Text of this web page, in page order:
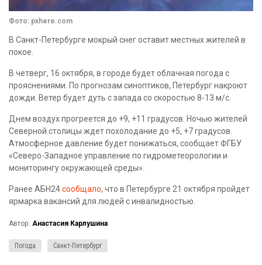
Фото: pxhere.com
В Санкт-Петербурге мокрый снег оставит местных жителей в
покое.
В четверг, 16 октября, в городе будет облачная погода с
прояснениями. По прогнозам синоптиков, Петербург накроют
дожди. Ветер будет дуть с запада со скоростью 8-13 м/с.
Днем воздух прогреется до +9, +11 градусов. Ночью жителей
Северной столицы ждет похолодание до +5, +7 градусов.
Атмосферное давление будет понижаться, сообщает ФГБУ
«Северо-Западное управление по гидрометеорологии и
мониторингу окружающей среды».
Ранее АБН24сообщало, что в Петербурге 21 октября пройдет
ярмарка вакансий для людей с инвалидностью.
Автор: Анастасия Карлушина
Погода Санкт-Петербург